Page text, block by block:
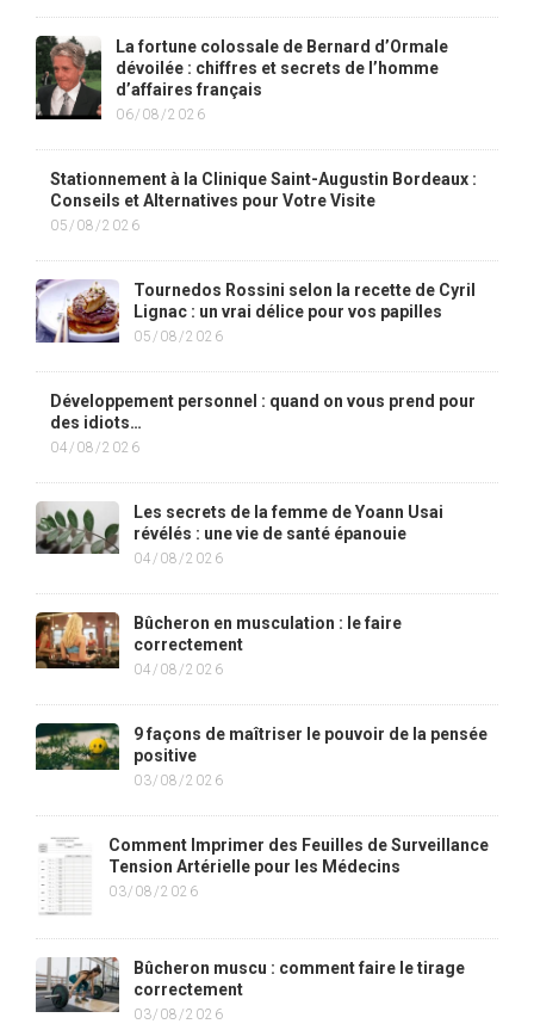
La fortune colossale de Bernard d’Ormale
dévoilée : chiffres et secrets de l’homme
d’affaires français
06/08/2026
Stationnement à la Clinique Saint-Augustin Bordeaux :
Conseils et Alternatives pour Votre Visite
05/08/2026
Tournedos Rossini selon la recette de Cyril
Lignac : un vrai délice pour vos papilles
05/08/2026
Développement personnel : quand on vous prend pour
des idiots…
04/08/2026
Les secrets de la femme de Yoann Usai
révélés : une vie de santé épanouie
04/08/2026
Bûcheron en musculation : le faire
correctement
04/08/2026
9 façons de maîtriser le pouvoir de la pensée
positive
03/08/2026
Comment Imprimer des Feuilles de Surveillance
Tension Artérielle pour les Médecins
03/08/2026
Bûcheron muscu : comment faire le tirage
correctement
03/08/2026